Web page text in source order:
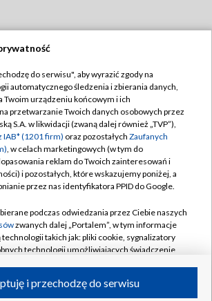
TVP
TVP
Cyfrowa
Regulamin TVP
Polityka prywatności
Moje zgody
Pomoc
Kontakt
Kanały
do serwisu", aby wyrazić zgody na
automatycznego śledzenia i zbierania danych,
Twoim urządzeniu końcowym i ich
przetwarzanie Twoich danych osobowych przez
S.A. w likwidacji (zwaną dalej również „TVP”),
IAB* (1201 firm) oraz pozostałych Zaufanych
, w celach marketingowych (w tym do
reklam do Twoich zainteresowań i
i pozostałych, które wskazujemy poniżej, a
przez nas identyfikatora PPID do Google.
podczas odwiedzania przez Ciebie naszych
zwanych dalej „Portalem”, w tym informacje
technologii takich jak: pliki cookie, sygnalizatory
technologii umożliwiających świadczenie
i przechodzę do serwisu